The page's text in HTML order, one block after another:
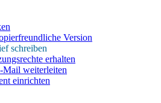
Version
schreiben
erhalten
Mail weiterleiten
einrichten